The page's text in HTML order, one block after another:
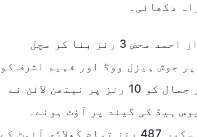
امام الحق 62 رنز پر نیتھن لائن جبکہ سرفراز احمد محض 3 رنز بنا کر مچل
رنز پر پیٹ کمنز نے پویلین چلتا کیا، عامر جمال کو 10 رنز پر نیتھن لائن نے
ہیڈ کی گیند پر آؤٹ ہوئے۔
پاکستان کی ٹیم آسڑیلیلا کے پہلی اننگز کے سکور 487 رنز تمام کھلاڑی آئوٹ کے